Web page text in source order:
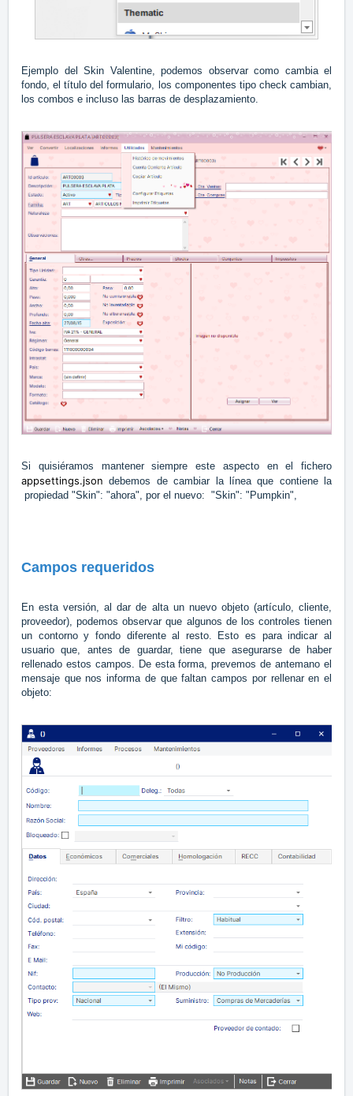
Ejemplo del Skin Valentine, podemos observar como cambia el
fondo, el título del formulario, los componentes tipo check cambian,
los combos e incluso las barras de desplazamiento.
Si quisiéramos mantener siempre este aspecto en el fichero
appsettings.json debemos de cambiar la línea que contiene la
propiedad "Skin": "ahora", por el nuevo: "Skin": "Pumpkin",
Campos requeridos
En esta versión, al dar de alta un nuevo objeto (artículo, cliente,
proveedor), podemos observar que algunos de los controles tienen
un contorno y fondo diferente al resto. Esto es para indicar al
usuario que, antes de guardar, tiene que asegurarse de haber
rellenado estos campos. De esta forma, prevemos de antemano el
mensaje que nos informa de que faltan campos por rellenar en el
objeto: